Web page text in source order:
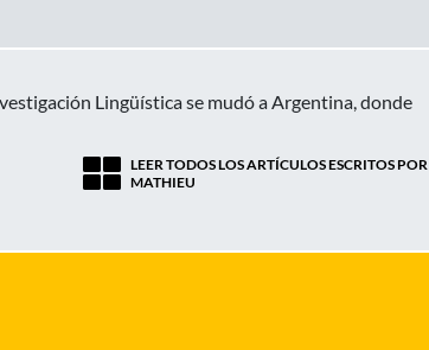
Lingüística se mudó a Argentina, donde
LEER TODOS LOS ARTÍCULOS ESCRITOS POR
MATHIEU